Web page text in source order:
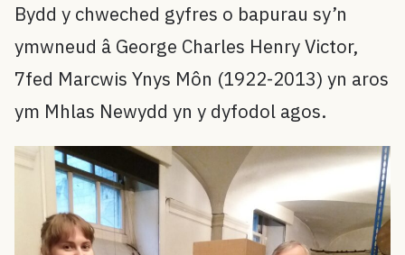
Bydd y chweched gyfres o bapurau sy’n
ymwneud â George Charles Henry Victor,
7fed Marcwis Ynys Môn (1922-2013) yn aros
ym Mhlas Newydd yn y dyfodol agos.